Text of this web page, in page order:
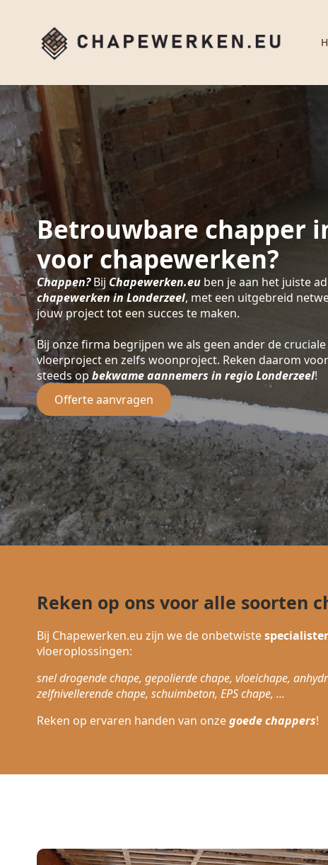
Betrouwbare chapper
voor chapewerken?
Chappen?Bij Chapewerken.eu ben je aan het juiste
chapewerken in Londerzeel, met een uitgebreid
jouw project tot een succes te maken.
Bij onze firma begrijpen we als geen ander de
vloerproject en zelfs woonproject. Reken daarom
steeds op bekwame aannemers in regio Londerzeel!
Offerte aanvragen
Reken op ons voor alle soorten
Bij Chapewerken.eu zijn we de onbetwiste
vloeroplossingen:
snel drogende chape, gepolierde chape, vloeichape,
zelfnivellerende chape, schuimbeton, EPS chape, ...
Reken op ervaren handen van onzegoede chappers!